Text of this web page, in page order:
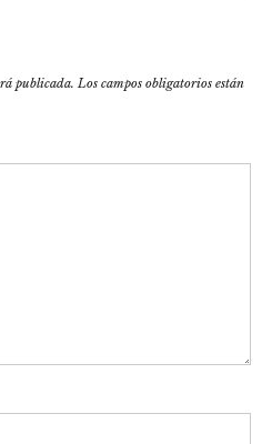
publicada. Los campos obligatorios están